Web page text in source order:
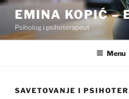
Skip
content
EMINA KOPIĆ –
Psiholog i psihoterapeut
Menu
SAVETOVANJE I